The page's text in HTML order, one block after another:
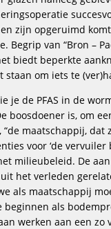
zijn opgeruimd
Begrip van “Bron –
biedt beperkte
staan om iets te
je de PFAS in de
boosdoener is, om
maatschappij, dat
voor ‘de vervuiler
milieubeleid. De aan
het verleden
als maatschappij
beginnen als
werken aan een zo